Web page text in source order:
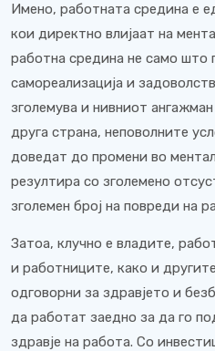
Имено, работната средина е
кои директно влијаат на
работна средина не само што
самореализација и
зголемува и нивниот
друга страна, неповолните
доведат до промени во
резултира со зголемено
зголемен број на повреди на
Затоа, клучно е владите,
и работниците, како и
одговорни за здравјето и
да работат заедно за да го
здравје на работа. Со